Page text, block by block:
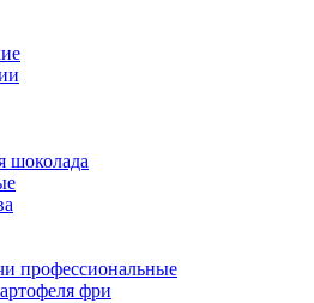
шоколада
профессиональные
фри